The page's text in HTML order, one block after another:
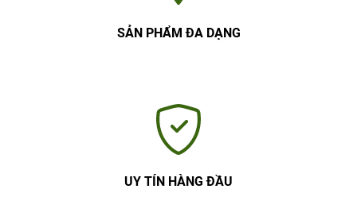
SẢN PHẨM ĐA DẠNG
UY TÍN HÀNG ĐẦU